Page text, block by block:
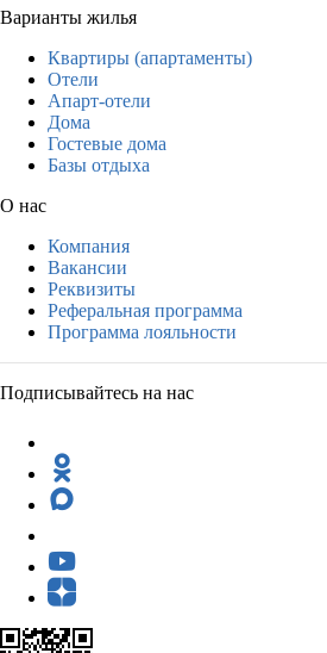
Варианты жилья
Квартиры (апартаменты)
Отели
Апарт-отели
Дома
Гостевые дома
Базы отдыха
О нас
Компания
Вакансии
Реквизиты
Реферальная программа
Программа лояльности
Подписывайтесь на нас